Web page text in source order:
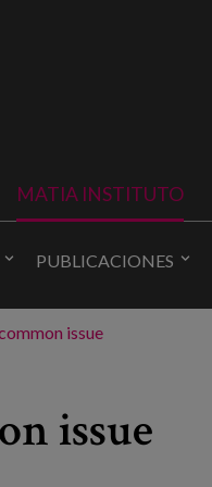
MATIA INSTITUTO
PUBLICACIONES
issue
issue